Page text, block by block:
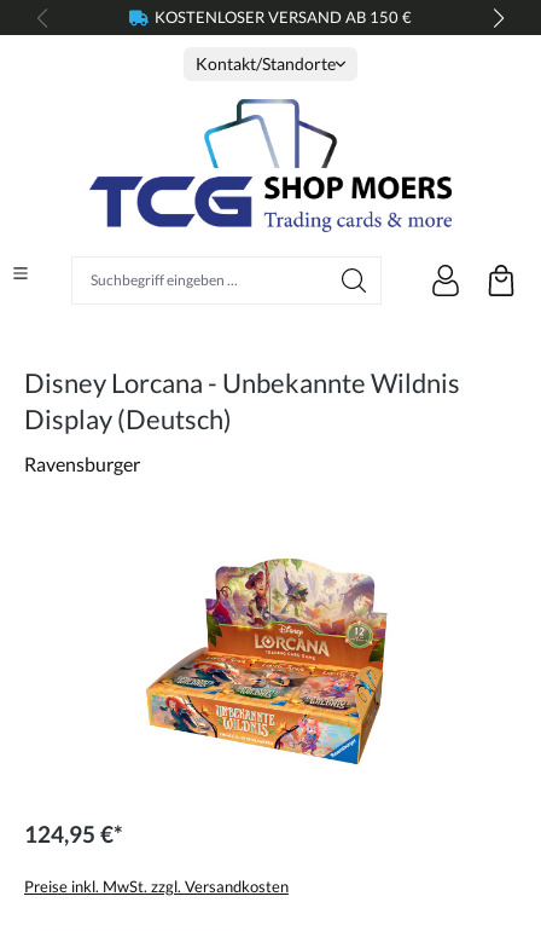
springen KOSTENLOSER VERSAND AB 150 €
Kontakt/Standorte
Disney Lorcana - Unbekannte Wildnis
Display (Deutsch)
Ravensburger
124,95 €*
Preise inkl. MwSt. zzgl. Versandkosten